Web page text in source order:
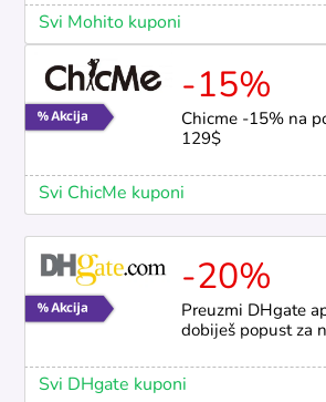
Svi Mohito kuponi
-15%
Chicme -15% na
129$
Svi ChicMe kuponi
-20%
Preuzmi DHgate
dobiješ popust za
Svi DHgate kuponi